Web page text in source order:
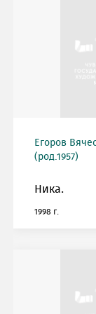
Егоров
(род.1957)
Ника.
1998 г.